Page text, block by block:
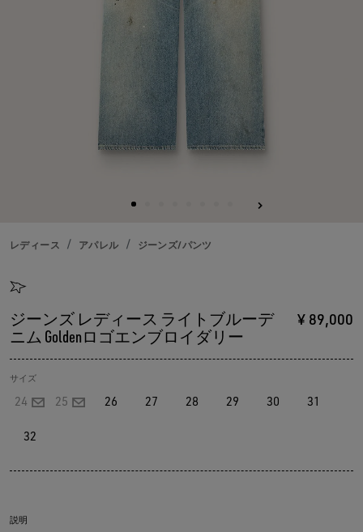
レディース アパレル ジーンズ/パンツ
ジーンズ レディース ライトブルーデ
ニム Goldenロゴエンブロイダリー
¥ 89,000
サイズ
24 25 26 27 28 29 30 31
32
説明